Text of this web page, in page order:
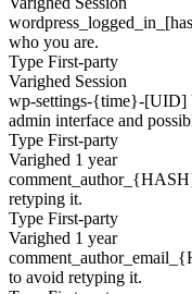
who you are.
Type First-party
Varighed Session
wp-settings-{time}-[UID]
admin interface and
Type First-party
Varighed 1 year
retyping it.
Type First-party
Varighed 1 year
to avoid retyping it.